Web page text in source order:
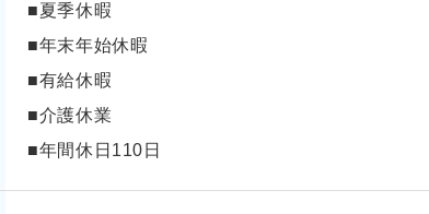
■夏季休暇
■年末年始休暇
■有給休暇
■介護休業
■年間休日110日